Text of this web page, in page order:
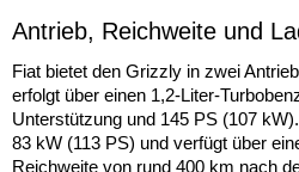
Antrieb, Reichweite und
Fiat bietet den Grizzly in zwei
erfolgt über einen 1,2-Liter-
Unterstützung und 145 PS (107
83 kW (113 PS) und verfügt über
Reichweite von rund 400 km nach